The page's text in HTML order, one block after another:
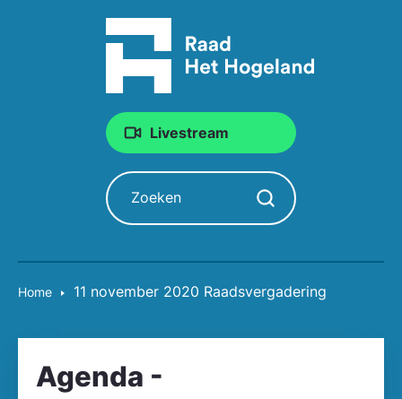
Livestream
Zoeken
Zoekopdracht starten
Home 11 november 2020 Raadsvergadering
Agenda -